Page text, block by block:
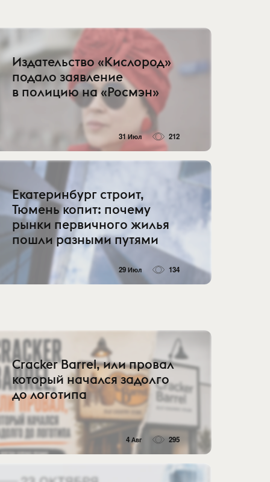
Издательство «Кислород»
подало заявление
в полицию на «Росмэн»
31 Июл 212
Екатеринбург строит,
Тюмень копит: почему
рынки первичного жилья
пошли разными путями
29 Июл 134
Cracker Barrel, или провал
который начался задолго
до логотипа
4 Авг 295